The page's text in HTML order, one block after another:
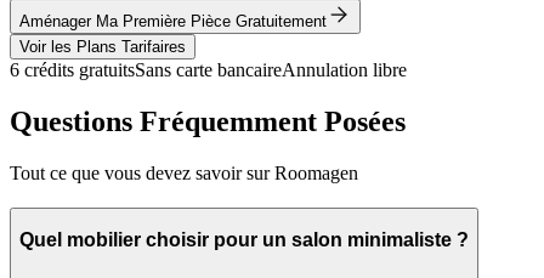
Aménager Ma Première Pièce Gratuitement
Voir les Plans Tarifaires
6 crédits gratuitsSans carte bancaireAnnulation libre
Questions Fréquemment Posées
Tout ce que vous devez savoir sur Roomagen
Quel mobilier choisir pour un salon minimaliste ?